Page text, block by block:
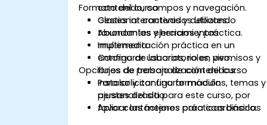
contenido, campos y navegación.
Gestionar contenidos utilizando
taxonomías y herramientas
multimedia.
Configurar usuarios, roles, permisos y
flujos de trabajo de contenidos.
Instalar y configurar módulos, temas y
ajustes del sitio.
Aplicar las mejores prácticas básicas
Formato del curso
Clases interactivas y debates.
Abundantes ejercicios y práctica.
Implementación práctica en un
entorno de laboratorio en vivo.
Opciones de personalización del curso
Para solicitar una formación
personalizada para este curso, por
favor contáctenos para coordinarlo.